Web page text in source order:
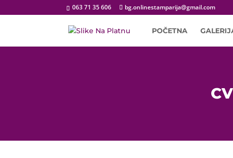
063 71 35 606 bg.onlinestamparija@gmail.com
POČETNA